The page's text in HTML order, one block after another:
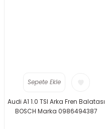
Sepete Ekle
Audi A1 1.0 TSI Arka Fren Balatası
BOSCH Marka 0986494387